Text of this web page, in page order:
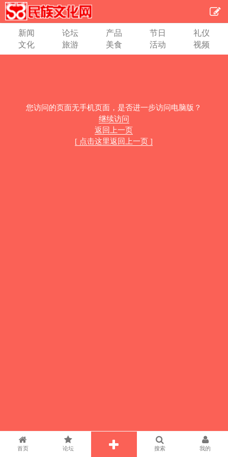
新闻 论坛 产品 节日
礼仪
文化
旅游 美食 活动 视频
您访问的页面无手机页面，是否进一步访问电脑版？
继续访问
返回上一页
[ 点击这里返回上一页 ]
首页 论坛 搜索 我的